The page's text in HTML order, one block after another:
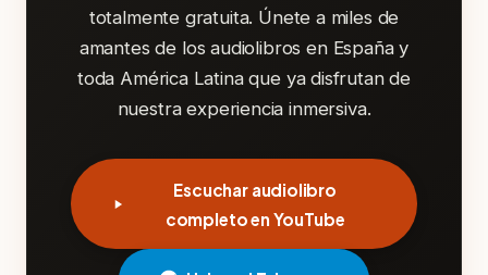
totalmente gratuita. Únete a miles de
amantes de los audiolibros en España y
toda América Latina que ya disfrutan de
nuestra experiencia inmersiva.
Escuchar audiolibro
completo en YouTube